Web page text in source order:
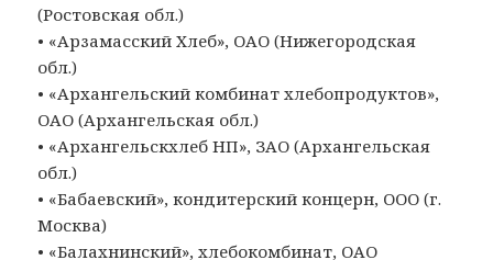
(Ростовская обл.)
• «Арзамасский Хлеб», ОАО (Нижегородская
обл.)
• «Архангельский комбинат хлебопродуктов»,
ОАО (Архангельская обл.)
• «Архангельскхлеб НП», ЗАО (Архангельская
обл.)
• «Бабаевский», кондитерский концерн, ООО (г.
Москва)
• «Балахнинский», хлебокомбинат, ОАО